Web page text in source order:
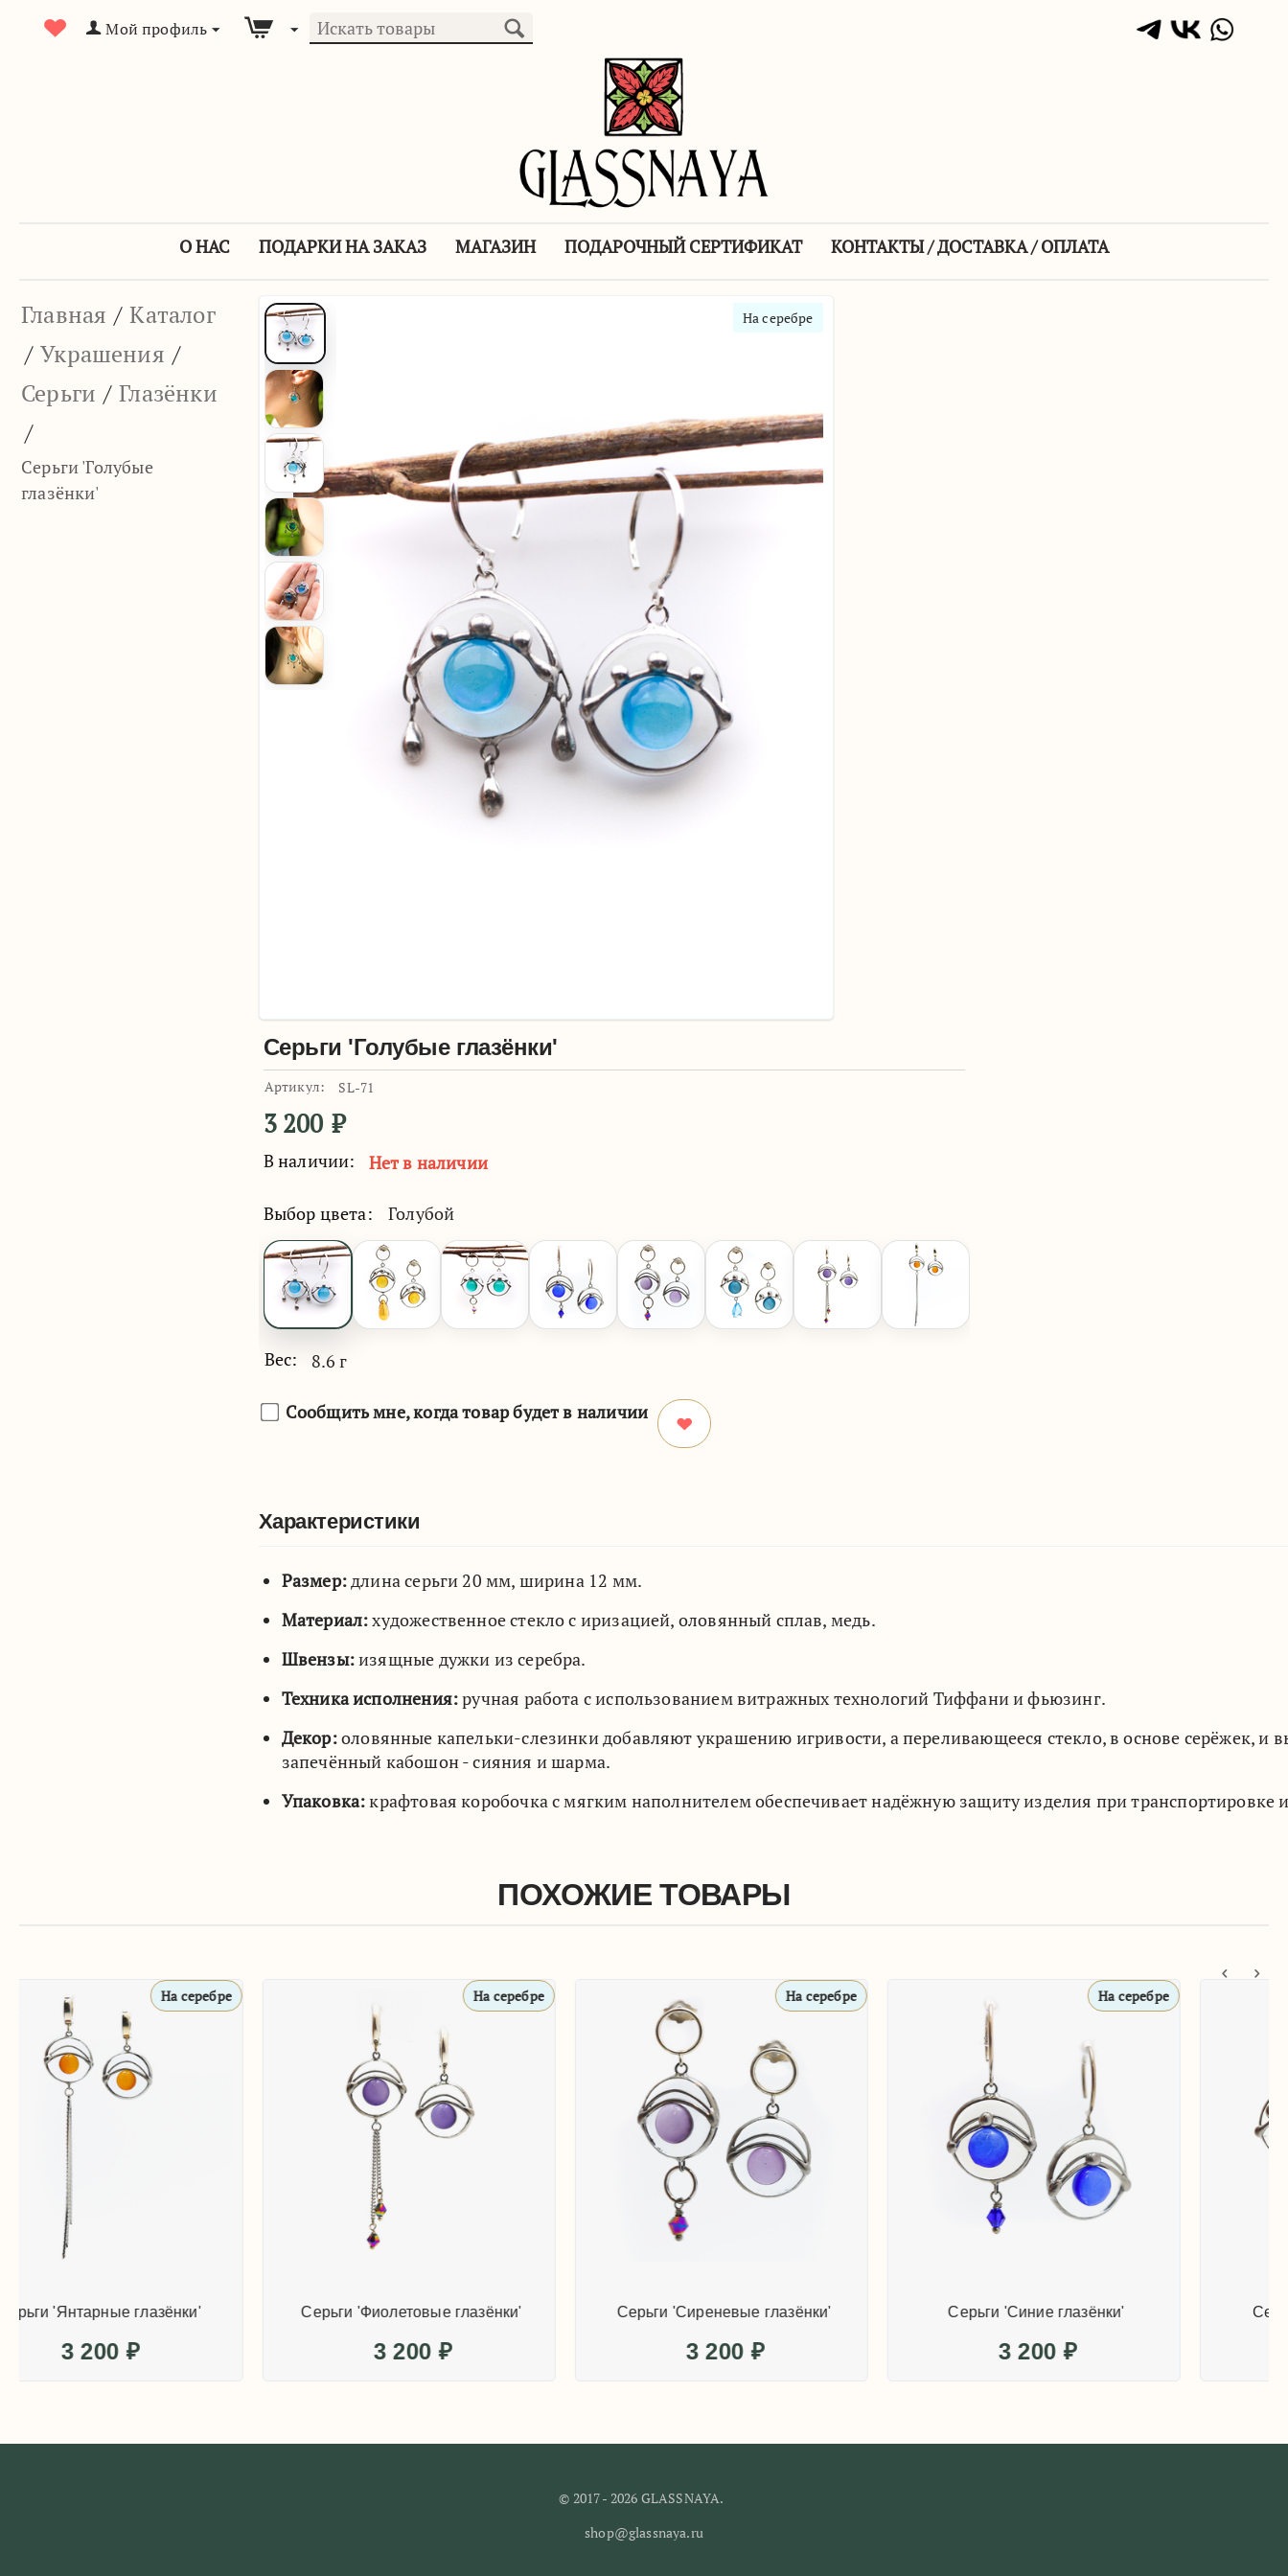
Мой профиль
О НАС ПОДАРКИ НА ЗАКАЗ МАГАЗИН ПОДАРОЧНЫЙ СЕРТИФИКАТ КОНТАКТЫ / ДОСТАВКА / ОПЛАТА
Главная / Каталог
/ Украшения /
Серьги / Глазёнки
/
Серьги 'Голубые
глазёнки'
На серебре
Серьги 'Голубые глазёнки'
Артикул: SL-71
3 200 ₽
В наличии: Нет в наличии
Выбор цвета: Голубой
Вес: 8.6 г
Сообщить мне, когда товар будет в наличии
Характеристики
Размер:длина серьги 20 мм, ширина 12 мм.
Материал:художественное стекло с иризацией, оловянный сплав, медь.
Швензы:изящные дужки из серебра.
Техника исполнения:ручная работа с использованием витражных технологий Тиффани и фьюзинг.
Декор:оловянные капельки-слезинки добавляют украшению игривости, а переливающееся стекло, в основе серёжек, и
запечённый кабошон - сияния и шарма.
Упаковка:крафтовая коробочка с мягким наполнителем обеспечивает надёжную защиту изделия при транспортировке
ПОХОЖИЕ ТОВАРЫ
На серебре
Серьги 'Янтарные глазёнки'
На серебре
Серьги 'Фиолетовые глазёнки'
На серебре
Серьги 'Сиреневые глазёнки'
На серебре
Серьги 'Синие глазёнки'
© 2017 - 2026 GLASSNAYA.
shop@glassnaya.ru